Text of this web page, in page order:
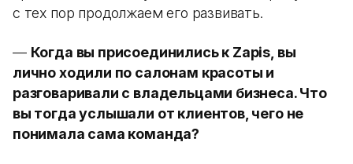
с тех пор продолжаем его развивать.
— Когда вы присоединились к Zapis, вы
лично ходили по салонам красоты и
разговаривали с владельцами бизнеса. Что
вы тогда услышали от клиентов, чего не
понимала сама команда?